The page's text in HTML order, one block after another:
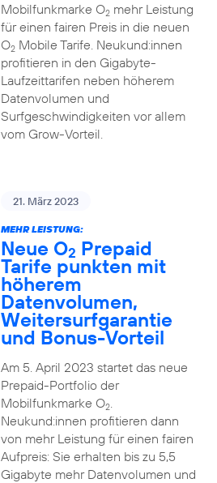
Mobilfunkmarke O2mehr Leistung
für einen fairen Preis in die neuen
O2Mobile Tarife. Neukund:innen
profitieren in den Gigabyte-
Laufzeittarifen neben höherem
Datenvolumen und
Surfgeschwindigkeiten vor allem
vom Grow-Vorteil.
21. März 2023
MEHR LEISTUNG:
Neue O2 Prepaid
Tarife punkten mit
höherem
Datenvolumen,
Weitersurfgarantie
und Bonus-Vorteil
Am 5. April 2023 startet das neue
Prepaid-Portfolio der
Mobilfunkmarke O2.
Neukund:innen profitieren dann
von mehr Leistung für einen fairen
Aufpreis: Sie erhalten bis zu 5,5
Gigabyte mehr Datenvolumen und